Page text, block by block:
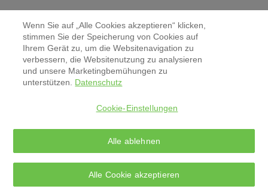
Kontakt
Aktuelles & Pressemitteilungen
Wenn Sie auf „Alle Cookies akzeptieren“ klicken,
stimmen Sie der Speicherung von Cookies auf
Ihrem Gerät zu, um die Websitenavigation zu
verbessern, die Websitenutzung zu analysieren
und unsere Marketingbemühungen zu
unterstützen. Datenschutz
Cookie-Einstellungen
Alle ablehnen
Alle Cookie akzeptieren